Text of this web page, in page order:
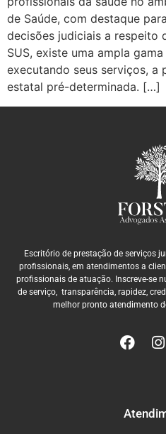
de Saúde, com destaque
decisões judiciais a respeito
SUS, existe uma ampla
executando seus serviços, a
estatal pré-determinada. […]
Escritório de prestação de serviços
profissionais, em atendimentos a
profissionais de atuação. Inscreve-se
de serviço, transparência, rapidez,
melhor pronto atendimento